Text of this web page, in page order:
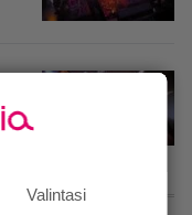
Valintasi